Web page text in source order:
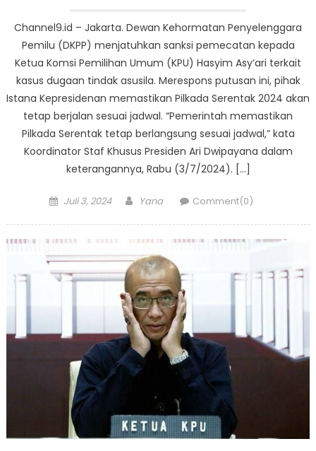
Channel9.id – Jakarta. Dewan Kehormatan Penyelenggara
Pemilu (DKPP) menjatuhkan sanksi pemecatan kepada
Ketua Komsi Pemilihan Umum (KPU) Hasyim Asy’ari terkait
kasus dugaan tindak asusila. Merespons putusan ini, pihak
Istana Kepresidenan memastikan Pilkada Serentak 2024 akan
tetap berjalan sesuai jadwal. “Pemerintah memastikan
Pilkada Serentak tetap berlangsung sesuai jadwal,” kata
Koordinator Staf Khusus Presiden Ari Dwipayana dalam
keterangannya, Rabu (3/7/2024). […]
Posted
Juli 3, 2024 Author
Yana Comment(0)